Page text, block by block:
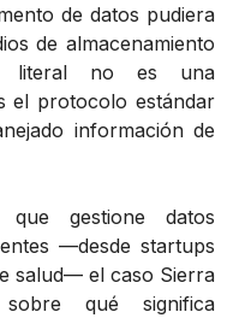
de datos pudiera
de almacenamiento
literal no es una
el protocolo estándar
información de
que gestione datos
—desde startups
salud— el caso Sierra
qué significa